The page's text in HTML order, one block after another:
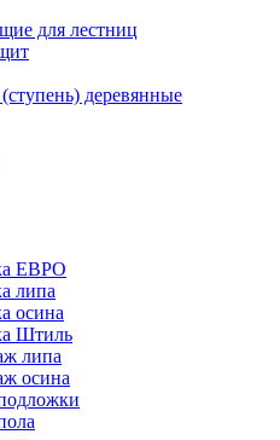
для лестниц
деревянные
ЕВРО
липа
осина
Штиль
липа
осина